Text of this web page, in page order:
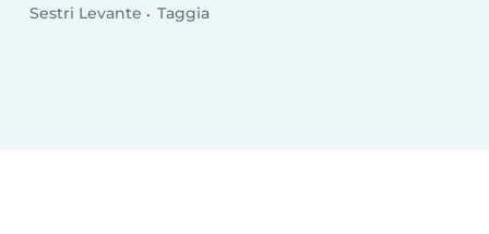
Sestri Levante
Taggia